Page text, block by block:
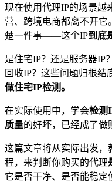
现在使用代理IP的场景越
营、跨境电商都离不开
楚一件事——这个IP到底
是住宅IP？还是服务器IP
回收IP？这些问题归根结
做住宅IP检测。
在实际使用中，学会检测
质量的好坏，已经成了做
这篇文章将从实际出发，
程，来判断你购买的代理
它是否干净、是否能稳定